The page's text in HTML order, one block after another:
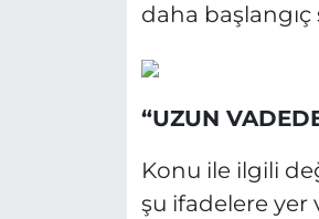
daha
“UZUN
Konu ile ilgili
şu ifadelere yer